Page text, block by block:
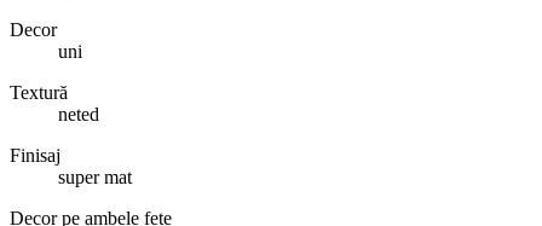
Decor
uni
Textură
neted
Finisaj
super mat
Decor pe ambele fețe